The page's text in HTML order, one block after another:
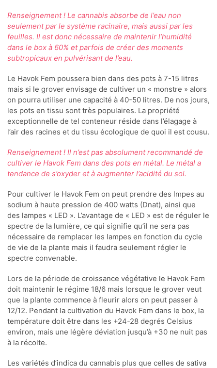
Renseignement ! Le cannabis absorbe de l’eau non
seulement par le système racinaire, mais aussi par les
feuilles. Il est donc nécessaire de maintenir l’humidité
dans le box à 60% et parfois de créer des moments
subtropicaux en pulvérisant de l’eau.
Le Havok Fem poussera bien dans des pots à 7-15 litres
mais si le grover envisage de cultiver un « monstre » alors
on pourra utiliser une capacité à 40-50 litres. De nos jours,
les pots en tissu sont très populaires. La propriété
exceptionnelle de tel conteneur réside dans l’élagage à
l’air des racines et du tissu écologique de quoi il est cousu.
Renseignement ! Il n’est pas absolument recommandé de
cultiver le Havok Fem dans des pots en métal. Le métal a
tendance de s’oxyder et à augmenter l’acidité du sol.
Pour cultiver le Havok Fem on peut prendre des lmpes au
sodium à haute pression de 400 watts (Dnat), ainsi que
des lampes « LED ». L’avantage de « LED » est de réguler le
spectre de la lumière, ce qui signifie qu’il ne sera pas
nécessaire de remplacer les lampes en fonction du cycle
de vie de la plante mais il faudra seulement régler le
spectre convenable.
Lors de la période de croissance végétative le Havok Fem
doit maintenir le régime 18/6 mais lorsque le grover veut
que la plante commence à fleurir alors on peut passer à
12/12. Pendant la cultivation du Havok Fem dans le box, la
température doit être dans les +24-28 degrés Celsius
environ, mais une légère déviation jusqu’à +30 ne nuit pas
à la récolte.
Les variétés d’indica du cannabis plus que celles de sativa